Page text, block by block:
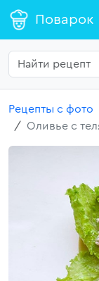
Поварок
Рецепты с фото
Оливье с